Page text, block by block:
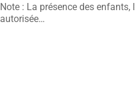
Note : La présence des enfants,
autorisée…